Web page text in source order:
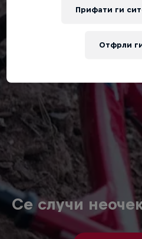
Се случи
Отфрли
Прифати ги